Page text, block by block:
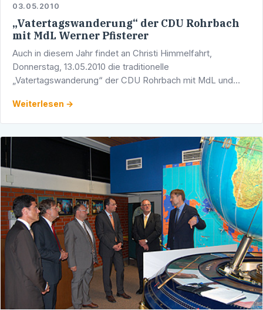
03.05.2010
„Vatertagswanderung“ der CDU Rohrbach
mit MdL Werner Pfisterer
Auch in diesem Jahr findet an Christi Himmelfahrt,
Donnerstag, 13.05.2010 die traditionelle
„Vatertagswanderung“ der CDU Rohrbach mit MdL und
der alle …
Weiterlesen →